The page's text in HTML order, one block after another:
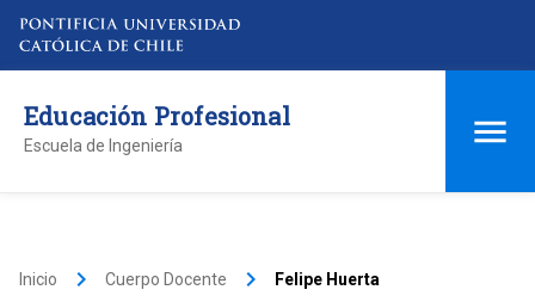
Educación Profesional
Escuela de Ingeniería
Inicio keyboard_arrow_right Cuerpo Docente keyboard_arrow_right Felipe Huerta